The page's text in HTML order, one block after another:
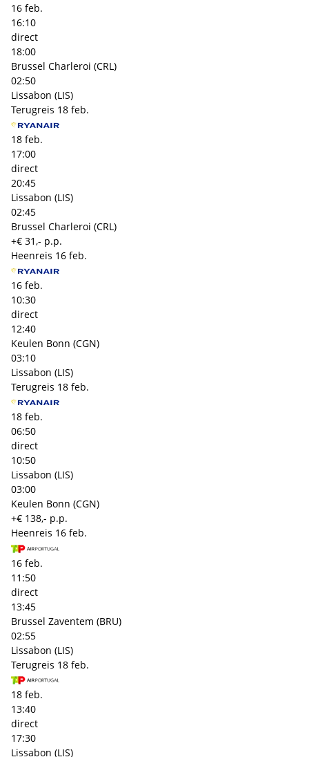
16 feb.
16:10
direct
18:00
Brussel Charleroi (CRL)
02:50
Lissabon (LIS)
Terugreis 18 feb.
18 feb.
17:00
direct
20:45
Lissabon (LIS)
02:45
Brussel Charleroi (CRL)
+€ 31,- p.p.
Heenreis 16 feb.
16 feb.
10:30
direct
12:40
Keulen Bonn (CGN)
03:10
Lissabon (LIS)
Terugreis 18 feb.
18 feb.
06:50
direct
10:50
Lissabon (LIS)
03:00
Keulen Bonn (CGN)
+€ 138,- p.p.
Heenreis 16 feb.
16 feb.
11:50
direct
13:45
Brussel Zaventem (BRU)
02:55
Lissabon (LIS)
Terugreis 18 feb.
18 feb.
13:40
direct
17:30
Lissabon (LIS)